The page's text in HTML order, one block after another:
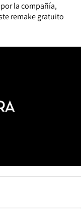
la compañía,
remake gratuito